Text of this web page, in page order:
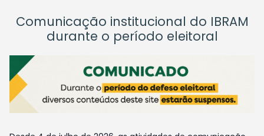
Comunicação institucional do IBRAM
durante o período eleitoral